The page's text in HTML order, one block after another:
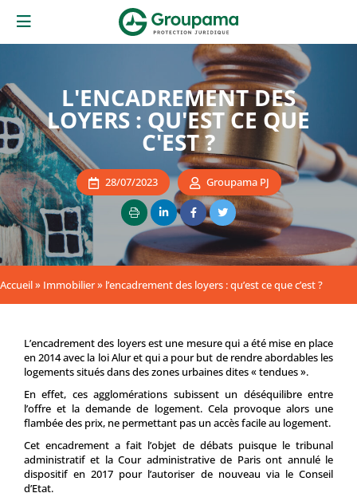
L'ENCADREMENT DES
LOYERS : QU'EST CE QUE
C'EST ?
28/07/2023 Groupama PJ
Accueil» Immobilier» l’encadrement des loyers : qu’est ce que c’est ?
L’encadrement des loyers est une mesure qui a été mise en place
en 2014 avec la loi Alur et qui a pour but de rendre abordables les
logements situés dans des zones urbaines dites « tendues ».
En effet, ces agglomérations subissent un déséquilibre entre
l’offre et la demande de logement. Cela provoque alors une
flambée des prix, ne permettant pas un accès facile au logement.
Cet encadrement a fait l’objet de débats puisque le tribunal
administratif et la Cour administrative de Paris ont annulé le
dispositif en 2017 pour l’autoriser de nouveau via le Conseil
d’Etat.